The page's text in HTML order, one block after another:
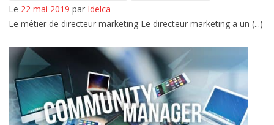
Le 22 mai 2019 par Idelca
Le métier de directeur marketing Le directeur marketing a un (...)
Frais de scolarité
commerce ?
info pratiques
INTRANET IDELCA